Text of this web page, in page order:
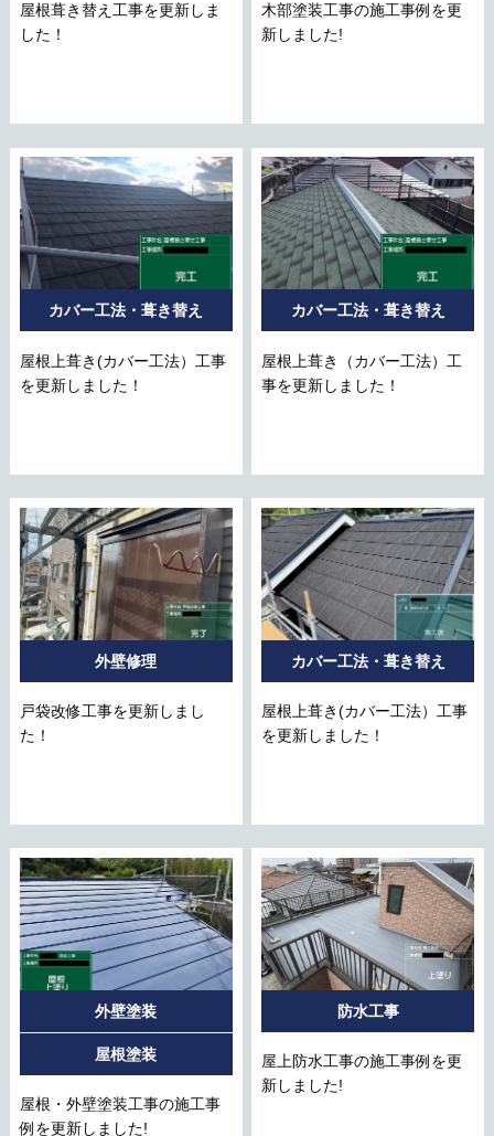
屋根葺き替え工事を更新しま
した！
木部塗装工事の施工事例を更
新しました!
カバー工法・葺き替え
屋根上葺き(カバー工法）工事
を更新しました！
カバー工法・葺き替え
屋根上葺き（カバー工法）工
事を更新しました！
外壁修理
戸袋改修工事を更新しまし
た！
カバー工法・葺き替え
屋根上葺き(カバー工法）工事
を更新しました！
外壁塗装
屋根塗装
屋根・外壁塗装工事の施工事
例を更新しました!
防水工事
屋上防水工事の施工事例を更
新しました!